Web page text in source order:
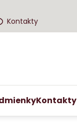
Kontakty
Kontakty